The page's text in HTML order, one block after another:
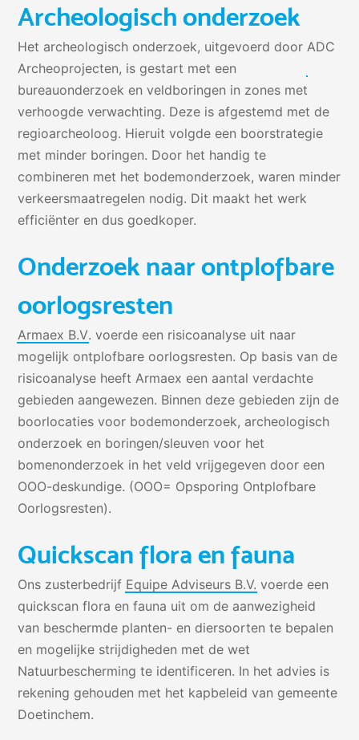
Archeologisch onderzoek
Het archeologisch onderzoek, uitgevoerd door ADC
Archeoprojecten, is gestart met een
bureauonderzoek en veldboringen in zones met
verhoogde verwachting. Deze is afgestemd met de
regioarcheoloog. Hieruit volgde een boorstrategie
met minder boringen. Door het handig te
combineren met het bodemonderzoek, waren minder
verkeersmaatregelen nodig. Dit maakt het werk
efficiënter en dus goedkoper.
Onderzoek naar ontplofbare
oorlogsresten
Armaex B.V. voerde een risicoanalyse uit naar
mogelijk ontplofbare oorlogsresten. Op basis van de
risicoanalyse heeft Armaex een aantal verdachte
gebieden aangewezen. Binnen deze gebieden zijn de
boorlocaties voor bodemonderzoek, archeologisch
onderzoek en boringen/sleuven voor het
bomenonderzoek in het veld vrijgegeven door een
OOO-deskundige. (OOO= Opsporing Ontplofbare
Oorlogsresten).
Quickscan flora en fauna
Ons zusterbedrijf Equipe Adviseurs B.V. voerde een
quickscan flora en fauna uit om de aanwezigheid
van beschermde planten- en diersoorten te bepalen
en mogelijke strijdigheden met de wet
Natuurbescherming te identificeren. In het advies is
rekening gehouden met het kapbeleid van gemeente
Doetinchem.